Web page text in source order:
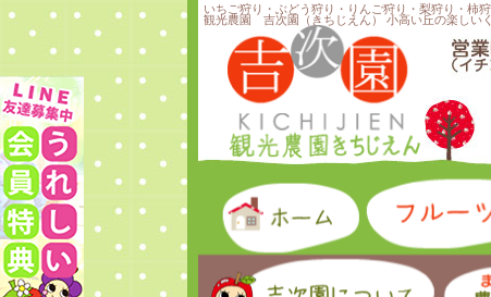
いちご狩り・ぶどう狩り・りんご狩り・梨狩り・柿
観光農園 吉次園（きちじえん） 小高い丘の楽しい